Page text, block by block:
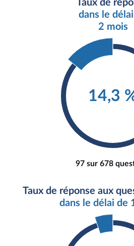
Taux de
dans le
2 mois
14,3
97 sur 678
Taux de réponse aux
dans le délai de